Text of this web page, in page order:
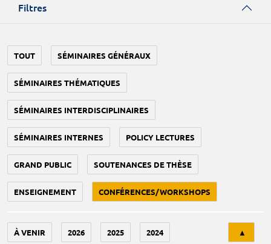
Filtres
TOUT SÉMINAIRES GÉNÉRAUX
SÉMINAIRES THÉMATIQUES
SÉMINAIRES INTERDISCIPLINAIRES
SÉMINAIRES INTERNES POLICY LECTURES
GRAND PUBLIC SOUTENANCES DE THÈSE
ENSEIGNEMENT CONFÉRENCES/WORKSHOPS
À VENIR 2026 2025 2024 ▲